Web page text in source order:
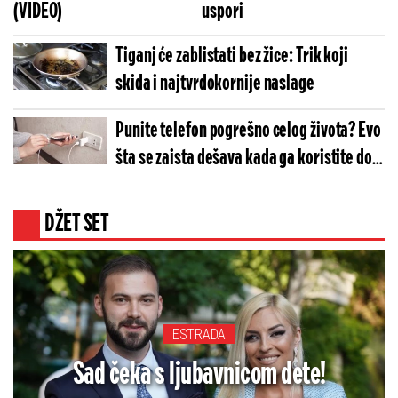
(VIDEO)
uspori
Tiganj će zablistati bez žice: Trik koji
skida i najtvrdokornije naslage
Punite telefon pogrešno celog života? Evo
šta se zaista dešava kada ga koristite dok
DŽET SET
ESTRADA
Sad čeka s ljubavnicom dete!